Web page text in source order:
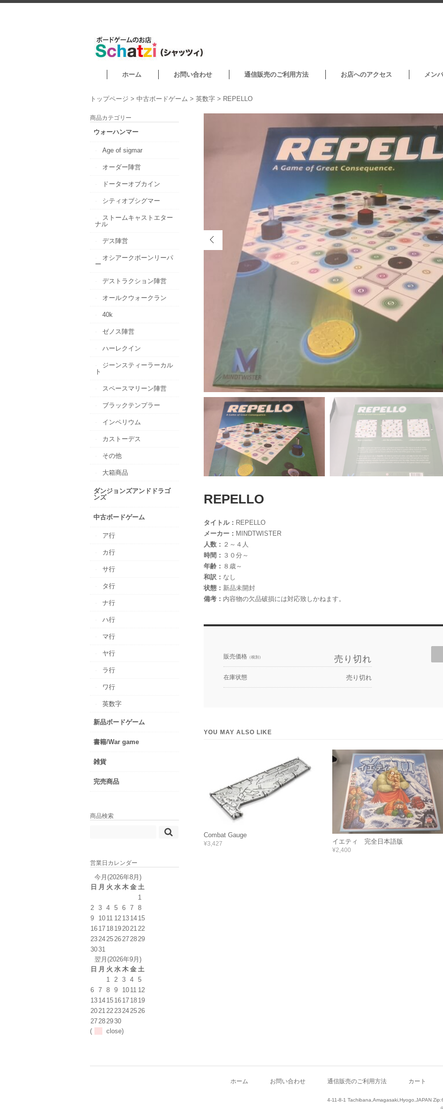
ホーム お問い合わせ 通信販売のご利用方法 お店へのアクセス メン
トップページ > 中古ボードゲーム > 英数字 > REPELLO
REPELLO
タイトル： REPELLO
メーカー： MINDTWISTER
人数： ２～４人
時間： ３０分～
年齢： ８歳～
和訳： なし
状態： 新品未開封
備考： 内容物の欠品破損には対応致しかねます。
販売価格 （税別） 売り切れ
在庫状態 売り切れ
YOU MAY ALSO LIKE
Combat Gauge
¥3,427 イエティ 完全日本語版
¥2,400
商品カテゴリー
ウォーハンマー
Age of sigmar
オーダー陣営
ドーターオブカイン
シティオブシグマー
ストームキャストエター
ナル
デス陣営
オシアークボーンリーパ
ー
デストラクション陣営
オールクウォークラン
40k
ゼノス陣営
ハーレクイン
ジーンスティーラーカル
ト
スペースマリーン陣営
ブラックテンプラー
インペリウム
カストーデス
その他
大箱商品
ダンジョンズアンドドラゴ
ンズ
中古ボードゲーム
ア行
カ行
サ行
タ行
ナ行
ハ行
マ行
ヤ行
ラ行
ワ行
英数字
新品ボードゲーム
書籍/War game
雑貨
完売商品
商品検索
営業日カレンダー
今月(2026年8月)
日 月 火 水 木 金 土
1
2 3 4 5 6 7 8
9
10 11 12 13 14 15
16 17 18 19202122
23242526272829
3031
翌月(2026年9月)
日 月 火 水 木 金 土
1 2 3 4 5
6 7 8 9 10 11 12
13 14 15 16 17 18 19
20212223242526
27282930
(
close)
ホーム お問い合わせ 通信販売のご利用方法 カート
4-11-8-1 Tachibana,Amagasaki,Hyogo,JAPAN